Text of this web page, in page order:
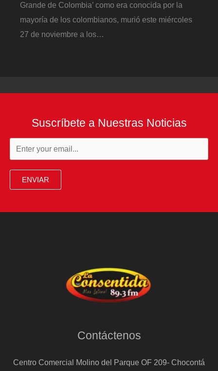
Grande de Colombia’ como era conocida por la
mayoría de los colombianos, murió este miércoles
27 de noviembre a los…
Suscríbete a Nuestras Noticias
ENVIAR
Contáctenos
Centro Comercial Molino del Parque OF 209- Chocontá